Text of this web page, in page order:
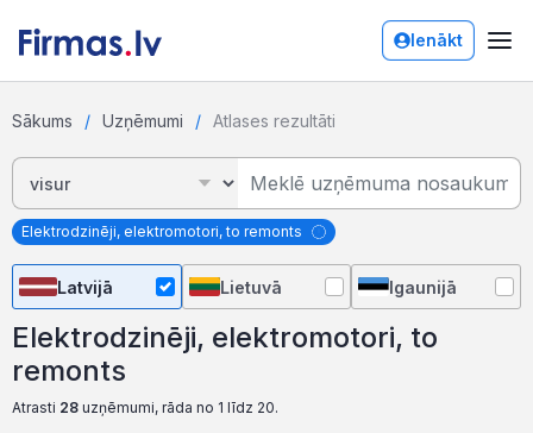
Ienākt
Sākums Uzņēmumi Atlases rezultāti
Elektrodzinēji, elektromotori, to remonts
Latvijā Lietuvā Igaunijā
Elektrodzinēji, elektromotori, to
remonts
Atrasti 28 uzņēmumi, rāda no 1 līdz 20.